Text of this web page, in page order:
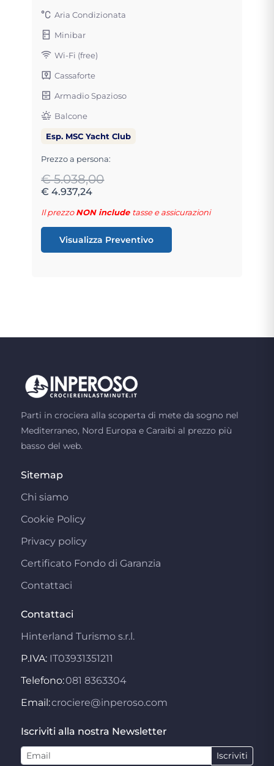
Aria Condizionata
Minibar
Wi-Fi (free)
Cassaforte
Armadio Spazioso
Balcone
Esp. MSC Yacht Club
Prezzo a persona:
€ 5.038,00
€ 4.937,24
Il prezzoNON include tasse e assicurazioni
Visualizza Preventivo
Parti in crociera alla scoperta di mete da sogno nel
Mediterraneo, Nord Europa e Caraibi al prezzo più
basso del web.
Sitemap
Chi siamo
Cookie Policy
Privacy policy
Certificato Fondo di Garanzia
Contattaci
Contattaci
Hinterland Turismo s.r.l.
P.IVA: IT03931351211
Telefono:081 8363304
Email:crociere@inperoso.com
Iscriviti alla nostra Newsletter
Iscriviti